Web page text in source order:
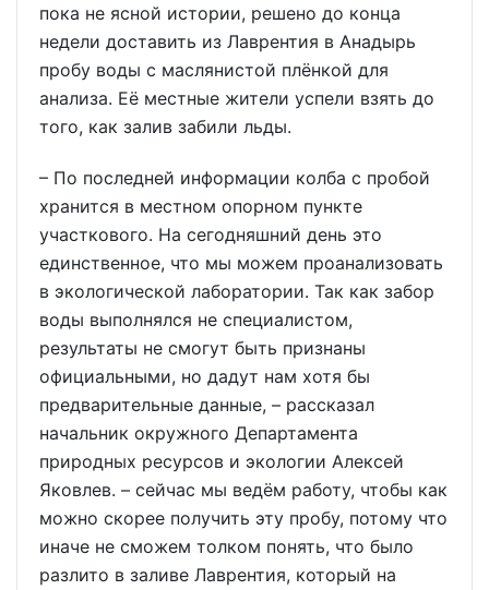
пока не ясной истории, решено до конца
недели доставить из Лаврентия в Анадырь
пробу воды с маслянистой плёнкой для
анализа. Её местные жители успели взять до
того, как залив забили льды.
– По последней информации колба с пробой
хранится в местном опорном пункте
участкового. На сегодняшний день это
единственное, что мы можем проанализовать
в экологической лаборатории. Так как забор
воды выполнялся не специалистом,
результаты не смогут быть признаны
официальными, но дадут нам хотя бы
предварительные данные, – рассказал
начальник окружного Департамента
природных ресурсов и экологии Алексей
Яковлев. – сейчас мы ведём работу, чтобы как
можно скорее получить эту пробу, потому что
иначе не сможем толком понять, что было
разлито в заливе Лаврентия, который на